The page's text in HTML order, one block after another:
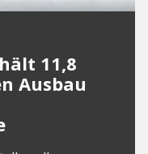
11,8
Ausbau